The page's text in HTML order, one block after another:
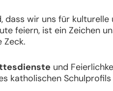
dass wir uns für kulturelle
feiern, ist ein Zeichen
Zeck.
und
katholischen Schulprofils